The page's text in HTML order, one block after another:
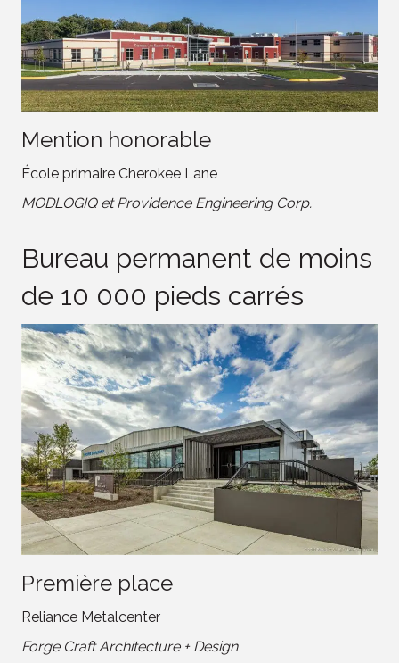
Mention honorable
École primaire Cherokee Lane
MODLOGIQ et Providence Engineering Corp.
Bureau permanent de moins
de 10 000 pieds carrés
Première place
Reliance Metalcenter
Forge Craft Architecture + Design